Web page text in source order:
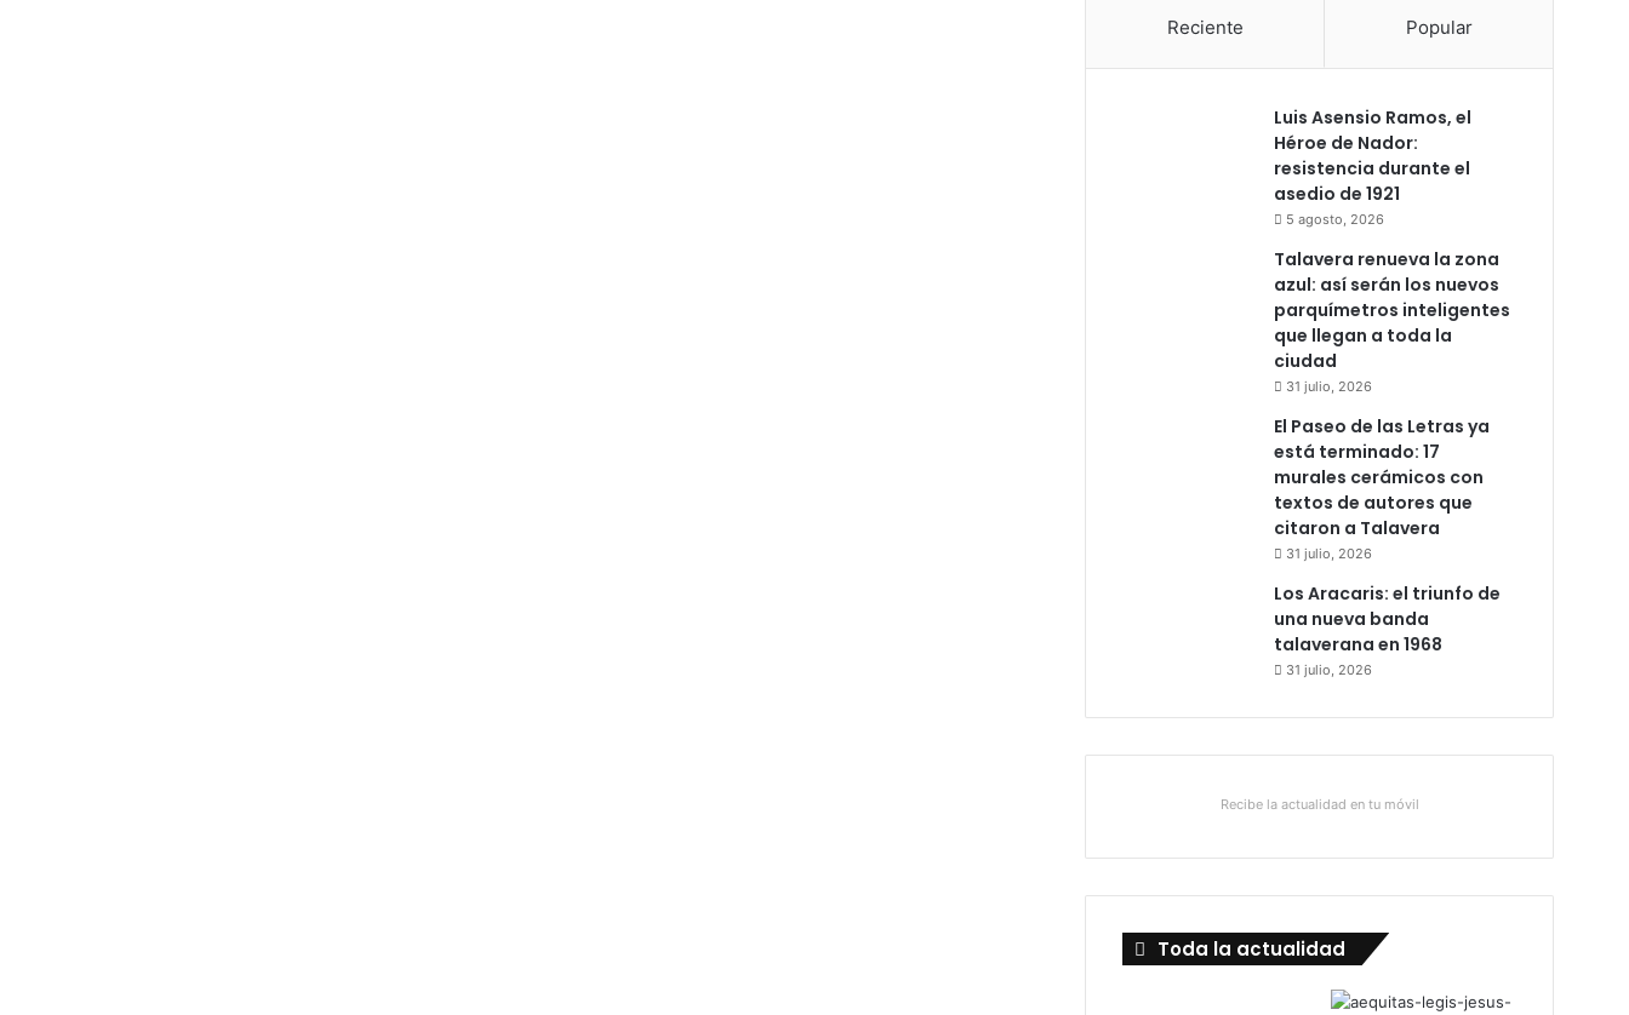
Reciente Popular
Luis Asensio Ramos, el
Héroe de Nador:
resistencia durante el
asedio de 1921
5 agosto, 2026
Talavera renueva la zona
azul: así serán los nuevos
parquímetros inteligentes
que llegan a toda la
ciudad
31 julio, 2026
El Paseo de las Letras ya
está terminado: 17
murales cerámicos con
textos de autores que
citaron a Talavera
31 julio, 2026
Los Aracaris: el triunfo de
una nueva banda
talaverana en 1968
31 julio, 2026
Recibe la actualidad en tu móvil
Toda la actualidad